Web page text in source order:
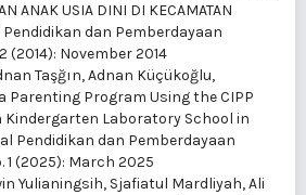
ANAK USIA DINI DI KECAMATAN
Pendidikan dan Pemberdayaan
(2014): November 2014
Taşğın, Adnan Küçükoğlu,
Parenting Program Using the CIPP
Kindergarten Laboratory School in
Pendidikan dan Pemberdayaan
1 (2025): March 2025
Yulianingsih, Sjafiatul Mardliyah, Ali